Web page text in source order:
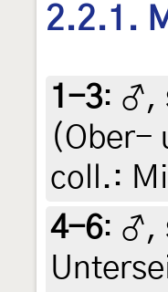
2.2.1.
1-3: ♂,
(Ober-
coll.:
4-6: ♂,